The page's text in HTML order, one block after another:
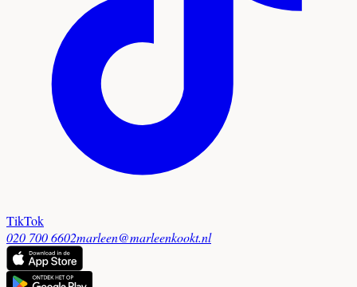
TikTok
020 700 6602marleen@marleenkookt.nl